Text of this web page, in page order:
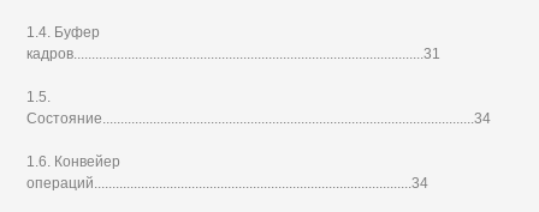
1.4. Буфер
кадров.................................................................................................31
1.5.
Состояние.......................................................................................................34
1.6. Конвейер
операций........................................................................................34